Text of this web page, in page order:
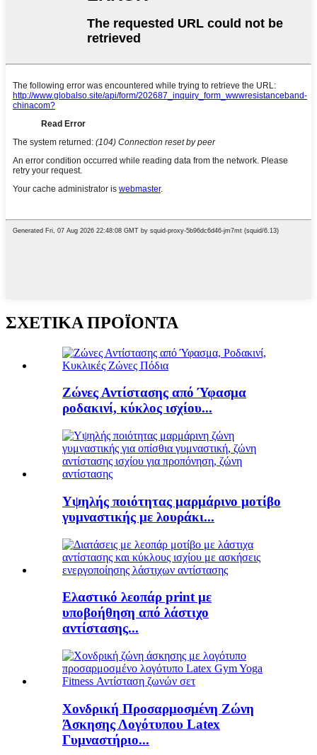
ΣΧΕΤΙΚΑ ΠΡΟΪΟΝΤΑ
Ζώνες Αντίστασης από Ύφασμα
ροδακινί, κύκλος ισχίου...
Υψηλής ποιότητας μαρμάρινο μοτίβο
γυμναστικής με λουράκι...
Ελαστικό λεοπάρ print με
υποβοήθηση από λάστιχο
αντίστασης...
Χονδρική Προσαρμοσμένη Ζώνη
Άσκησης Λογότυπου Latex
Γυμναστήριο...